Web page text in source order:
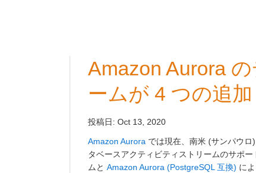
Amazon Aurora
ームが 4 つの追
投稿日: Oct 13, 2020
Amazon Aurora では現在、南米 (サンパウ
タベースアクティビティストリームのサポー
ムと Amazon Aurora (PostgreSQL 互換) に